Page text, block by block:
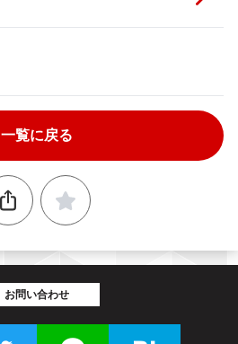
一覧に戻る
お問い合わせ